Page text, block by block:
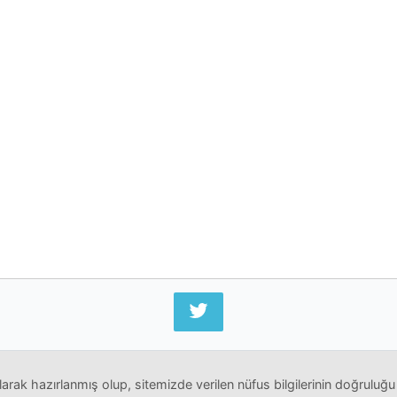
hazırlanmış olup, sitemizde verilen nüfus bilgilerinin